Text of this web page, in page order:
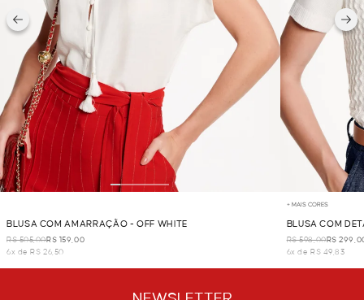
BLUSA COM AMARRAÇÃO - OFF WHITE
R$ 505,00R$ 159,00
6x de R$ 26,50
+ MAIS CORES
BLUSA COM
R$ 598,00R$
6x de R$ 49,83